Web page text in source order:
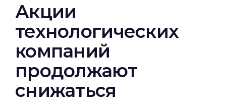
Акции
технологических
компаний
продолжают
снижаться